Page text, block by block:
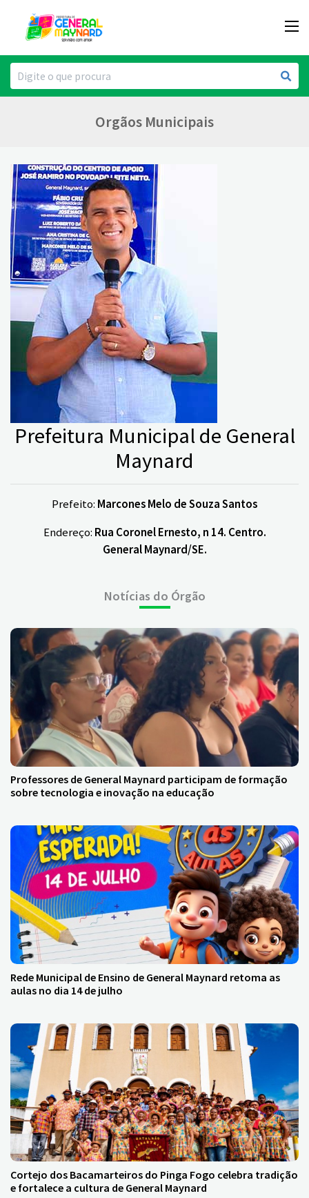
Orgãos Municipais
Prefeitura Municipal de General
Maynard
Prefeito: Marcones Melo de Souza Santos
Endereço: Rua Coronel Ernesto, n 14. Centro.
General Maynard/SE.
Notícias do Órgão
Professores de General Maynard participam de formação
sobre tecnologia e inovação na educação
Rede Municipal de Ensino de General Maynard retoma as
aulas no dia 14 de julho
Cortejo dos Bacamarteiros do Pinga Fogo celebra tradição
e fortalece a cultura de General Maynard